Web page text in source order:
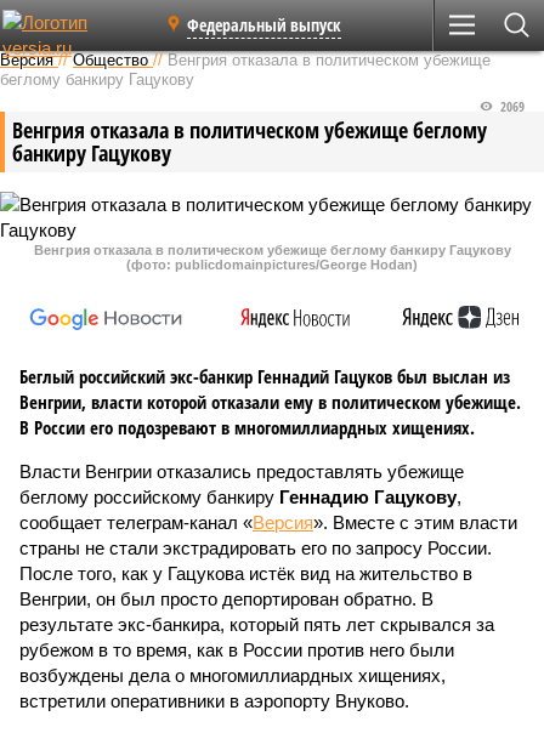
Федеральный выпуск
Версия //Общество //Венгрия отказала в политическом убежище
беглому банкиру Гацукову
Венгрия отказала в политическом убежище беглому
банкиру Гацукову
2069
Венгрия отказала в политическом убежище беглому банкиру Гацукову
(фото: publicdomainpictures/George Hodan)
Беглый российский экс-банкир Геннадий Гацуков был выслан из
Венгрии, власти которой отказали ему в политическом убежище.
В России его подозревают в многомиллиардных хищениях.
Власти Венгрии отказались предоставлять убежище
беглому российскому банкиру Геннадию Гацукову,
сообщает телеграм-канал «Версия». Вместе с этим власти
страны не стали экстрадировать его по запросу России.
После того, как у Гацукова истёк вид на жительство в
Венгрии, он был просто депортирован обратно. В
результате экс-банкира, который пять лет скрывался за
рубежом в то время, как в России против него были
возбуждены дела о многомиллиардных хищениях,
встретили оперативники в аэропорту Внуково.